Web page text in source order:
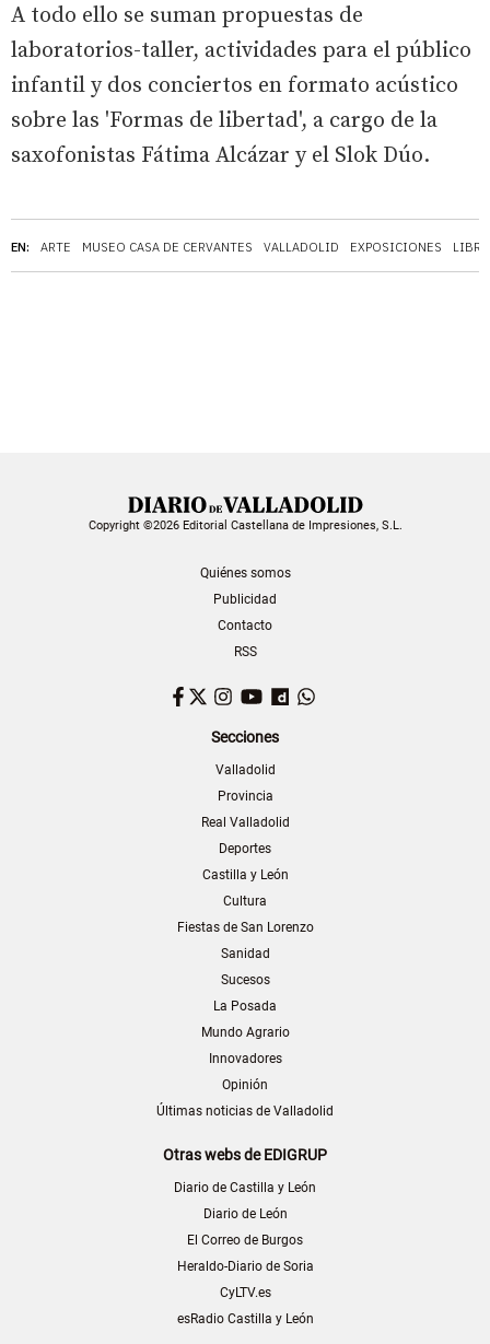
EN: ARTE MUSEO CASA DE CERVANTES VALLADOLID EXPOSICIONES
A todo ello se suman propuestas de
laboratorios-taller, actividades para el público
infantil y dos conciertos en formato acústico
sobre las 'Formas de libertad', a cargo de la
saxofonistas Fátima Alcázar y el Slok Dúo.
Copyright ©2026 Editorial Castellana de Impresiones, S.L.
Quiénes somos
Publicidad
Contacto
RSS
Facebook
TwitterInstagram
YouTubeDailymotion
Secciones
Valladolid
Provincia
Real Valladolid
Deportes
Castilla y León
Cultura
Fiestas de San Lorenzo
Sanidad
Sucesos
La Posada
Mundo Agrario
Innovadores
Opinión
Últimas noticias de Valladolid
Otras webs de EDIGRUP
Diario de Castilla y León
Diario de León
El Correo de Burgos
Heraldo-Diario de Soria
CyLTV.es
esRadio Castilla y León